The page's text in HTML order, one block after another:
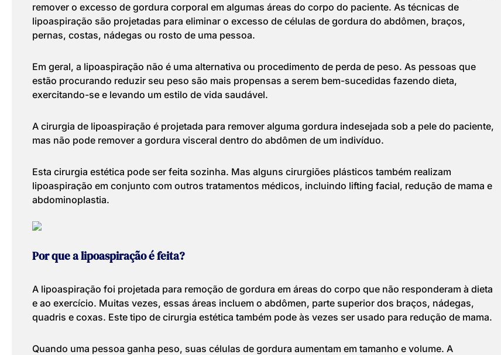
remover o excesso de gordura corporal em algumas áreas do corpo do paciente. As técnicas de
lipoaspiração são projetadas para eliminar o excesso de células de gordura do abdômen, braços,
pernas, costas, nádegas ou rosto de uma pessoa.
Em geral, a lipoaspiração não é uma alternativa ou procedimento de perda de peso. As pessoas que
estão procurando reduzir seu peso são mais propensas a serem bem-sucedidas fazendo dieta,
exercitando-se e levando um estilo de vida saudável.
A cirurgia de lipoaspiração é projetada para remover alguma gordura indesejada sob a pele do paciente,
mas não pode remover a gordura visceral dentro do abdômen de um indivíduo.
Esta cirurgia estética pode ser feita sozinha. Mas alguns cirurgiões plásticos também realizam
lipoaspiração em conjunto com outros tratamentos médicos, incluindo lifting facial, redução de mama e
abdominoplastia.
Por que a lipoaspiração é feita?
A lipoaspiração foi projetada para remoção de gordura em áreas do corpo que não responderam à dieta
e ao exercício. Muitas vezes, essas áreas incluem o abdômen, parte superior dos braços, nádegas,
quadris e coxas. Este tipo de cirurgia estética também pode às vezes ser usado para redução de mama.
Quando uma pessoa ganha peso, suas células de gordura aumentam em tamanho e volume. A